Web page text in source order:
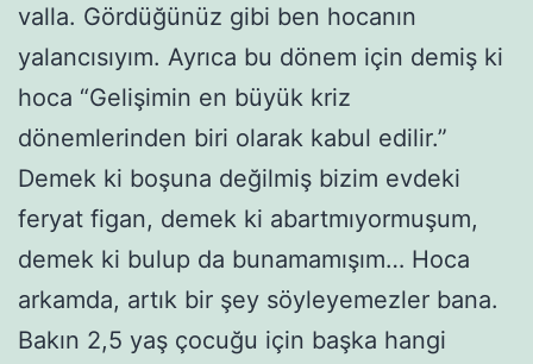
valla. Gördüğünüz gibi ben hocanın
yalancısıyım. Ayrıca bu dönem için demiş ki
hoca “Gelişimin en büyük kriz
dönemlerinden biri olarak kabul edilir.”
Demek ki boşuna değilmiş bizim evdeki
feryat figan, demek ki abartmıyormuşum,
demek ki bulup da bunamamışım… Hoca
arkamda, artık bir şey söyleyemezler bana.
Bakın 2,5 yaş çocuğu için başka hangi